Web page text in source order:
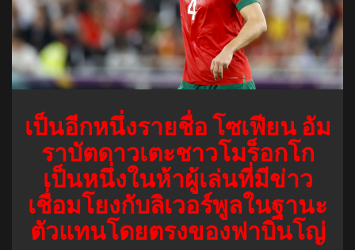
เป็นอีกหนึ่งรายชื่อ โซเฟียน อัม
ราบัตดาวเตะชาวโมร็อกโก
เป็นหนึ่งในห้าผู้เล่นที่มีข่าว
เชื่อมโยงกับลิเวอร์พูลในฐานะ
ตัวแทนโดยตรงของฟาบินโญ่